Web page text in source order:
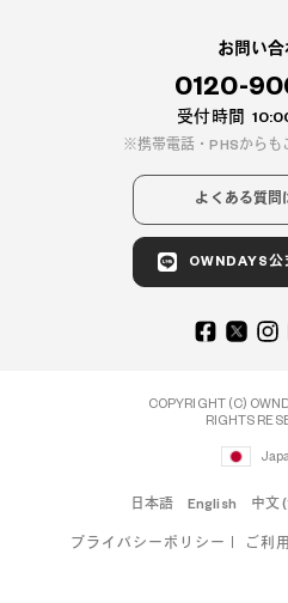
お問い合
0120-
受付時間
携帯電話・PHSからも
よくある質問
OWNDAYS公
COPYRIGHT (C)
RIGHTS
日本語 English 中文
プライバシーポリシー ご利